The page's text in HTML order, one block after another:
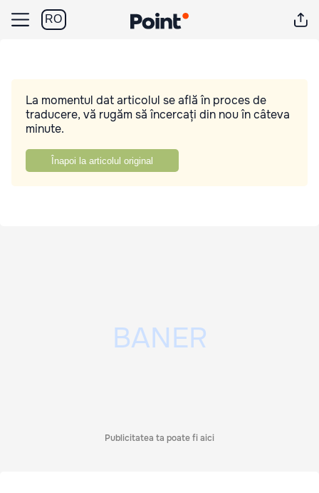
RO
La momentul dat articolul se află în proces de
traducere, vă rugăm să încercați din nou în câteva
minute.
Înapoi la articolul original
Publicitatea ta poate fi aici